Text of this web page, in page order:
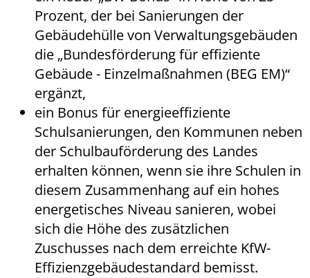
Prozent, der bei Sanierungen der
Gebäudehülle von Verwaltungsgebäuden
die „Bundesförderung für effiziente
Gebäude - Einzelmaßnahmen (BEG EM)“
ergänzt,
ein Bonus für energieeffiziente
Schulsanierungen, den Kommunen neben
der Schulbauförderung des Landes
erhalten können, wenn sie ihre Schulen in
diesem Zusammenhang auf ein hohes
energetisches Niveau sanieren, wobei
sich die Höhe des zusätzlichen
Zuschusses nach dem erreichte KfW-
Effizienzgebäudestandard bemisst.